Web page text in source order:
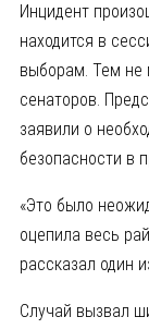
Инцидент
находится в
выборам. Тем не
сенаторов.
заявили о
безопасности в
«Это было
оцепила весь
рассказал один
Случай вызвал